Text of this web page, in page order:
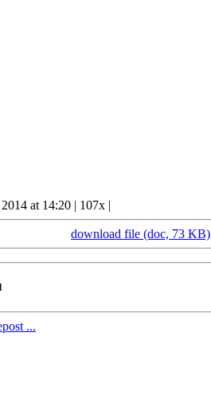
at 14:20 | 107x |
download file (doc, 73 KB)
...